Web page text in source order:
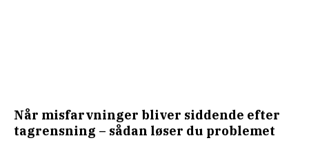
Når misfarvninger bliver siddende efter
tagrensning – sådan løser du problemet